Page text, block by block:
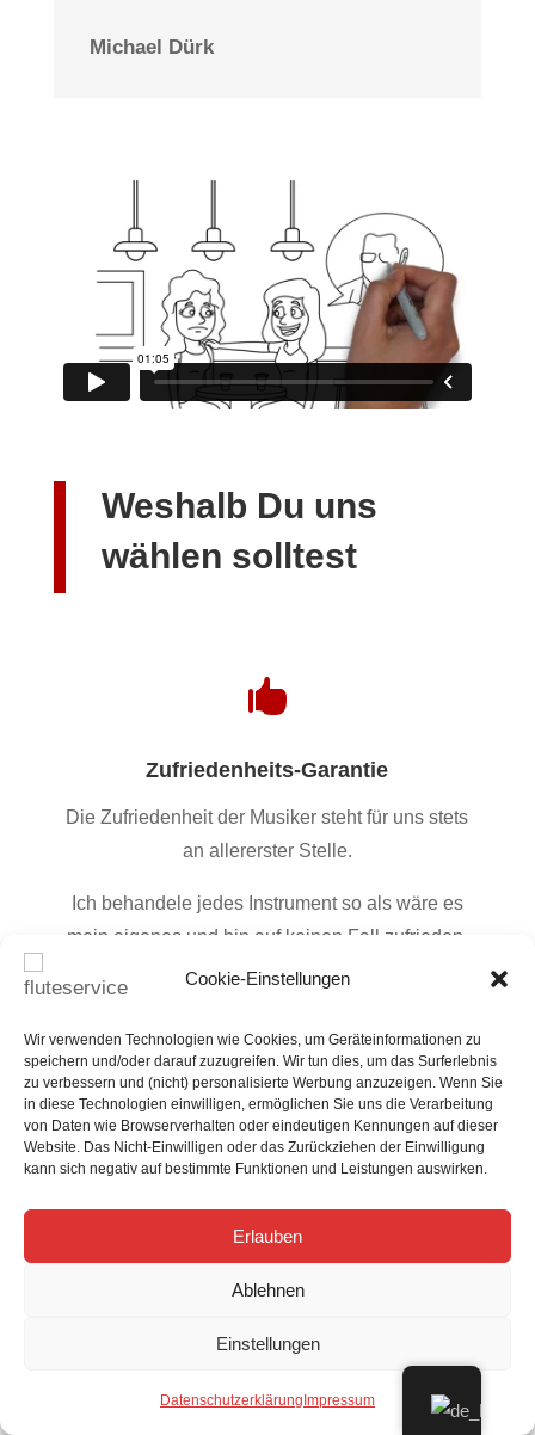
Cookie-Einstellungen
Wir verwenden Technologien wie Cookies, um Geräteinformationen zu
speichern und/oder darauf zuzugreifen. Wir tun dies, um das Surferlebnis
zu verbessern und (nicht) personalisierte Werbung anzuzeigen. Wenn Sie
in diese Technologien einwilligen, ermöglichen Sie uns die Verarbeitung
von Daten wie Browserverhalten oder eindeutigen Kennungen auf dieser
Website. Das Nicht-Einwilligen oder das Zurückziehen der Einwilligung
kann sich negativ auf bestimmte Funktionen und Leistungen auswirken.
Erlauben
Ablehnen
Einstellungen
Datenschutzerklärung Impressum
Michael Dürk
Weshalb Du uns
wählen solltest

Zufriedenheits-Garantie
Die Zufriedenheit der Musiker steht für uns stets
an allererster Stelle.
Ich behandele jedes Instrument so als wäre es
mein eigenes und bin auf keinen Fall zufrieden,
ehe du es nicht auch bist. Auf deinen COA-Service
Generalüberholung 12 Monate Garantie. Sollten
innerhalb dieser Zeit wider Erwarten
Nachregulierungen nötig sein, so werden diese
selbstverständlich kostenlos durchgeführt.

Professionelle Wartung
an unsere Arbeit, sondern auch an die Qualität der
von uns verwendeten Materialien. Wir verwenden